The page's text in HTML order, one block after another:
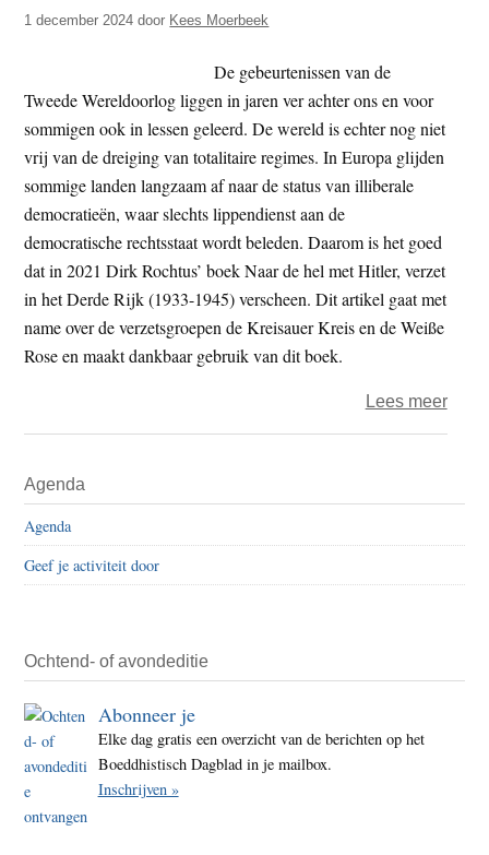
t
e
t
e
1 december 2024 door Kees Moerbeek
De gebeurtenissen van de
Tweede Wereldoorlog liggen in jaren ver achter ons en voor
sommigen ook in lessen geleerd. De wereld is echter nog niet
vrij van de dreiging van totalitaire regimes. In Europa glijden
sommige landen langzaam af naar de status van illiberale
democratieën, waar slechts lippendienst aan de
democratische rechtsstaat wordt beleden. Daarom is het goed
dat in 2021 Dirk Rochtus’ boek Naar de hel met Hitler, verzet
in het Derde Rijk (1933-1945) verscheen. Dit artikel gaat met
name over de verzetsgroepen de Kreisauer Kreis en de Weiße
Rose en maakt dankbaar gebruik van dit boek.
Lees meerover
het
Sidebar
Agenda
Agenda
Geef je activiteit door
Ochtend- of avondeditie
Abonneer je
Elke dag gratis een overzicht van de berichten op het
Boeddhistisch Dagblad in je mailbox.
Inschrijven »